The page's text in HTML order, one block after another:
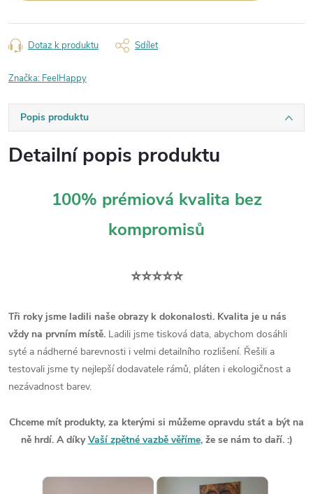
Dotaz k produktu Sdílet
Značka: FeelHappy
Popis produktu
Detailní popis produktu
100% prémiová kvalita bez
kompromisů
⭐⭐⭐⭐⭐
Tři roky jsme ladili naše obrazy k dokonalosti. Kvalita je u nás
vždy na prvním místě. Ladili jsme tisková data, abychom dosáhli
syté a nádherné barevnosti i velmi detailního rozlišení. Řešili a
testovali jsme ty nejlepší dodavatele rámů, pláten i ekologičnost a
nezávadnost barev.
Chceme mít produkty, za kterými si můžeme opravdu stát a být na
ně hrdí. A díkyVaší zpětné vazbě věříme, že se nám to daří. :)